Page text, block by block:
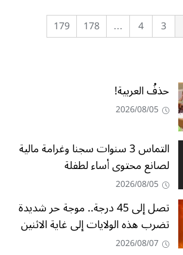
3
4
…
178
179
حذفُ العربية!
2026/08/05
التماس 3 سنوات سجنا وغرامة مالية
لصانع محتوى أساء لطفلة
2026/08/05
تصل إلى 45 درجة.. موجة حر شديدة
تضرب هذه الولايات إلى غاية الاثنين
2026/08/07